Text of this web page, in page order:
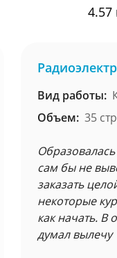
4.57
Вид работы:
Объем: 35
сам бы не
заказать
некоторые
как начать. В
думал вылечу